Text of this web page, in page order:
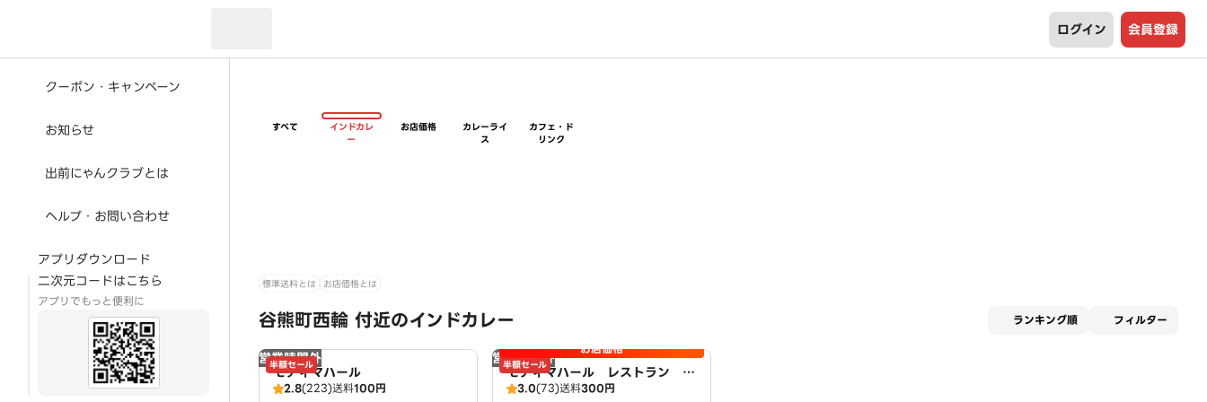
ログイン 会員登録
クーポン・キャンペーン
お知らせ
出前にゃんクラブとは
ヘルプ・お問い合わせ
アプリダウンロード
二次元コードはこちら
アプリでもっと便利に
すべて
インドカレ
ー
お店価格
カレーライ
ス
カフェ・ド
リンク
標準送料とは お店価格とは
谷熊町西輪 付近のインドカレー ランキング順 フィルター
営業時間外
半額セール
モティマハール
2.8(223)送料100円
営業時間外
半額セール
お店価格
モティマハール レストラン ア
ンドバー
3.0(73)送料300円